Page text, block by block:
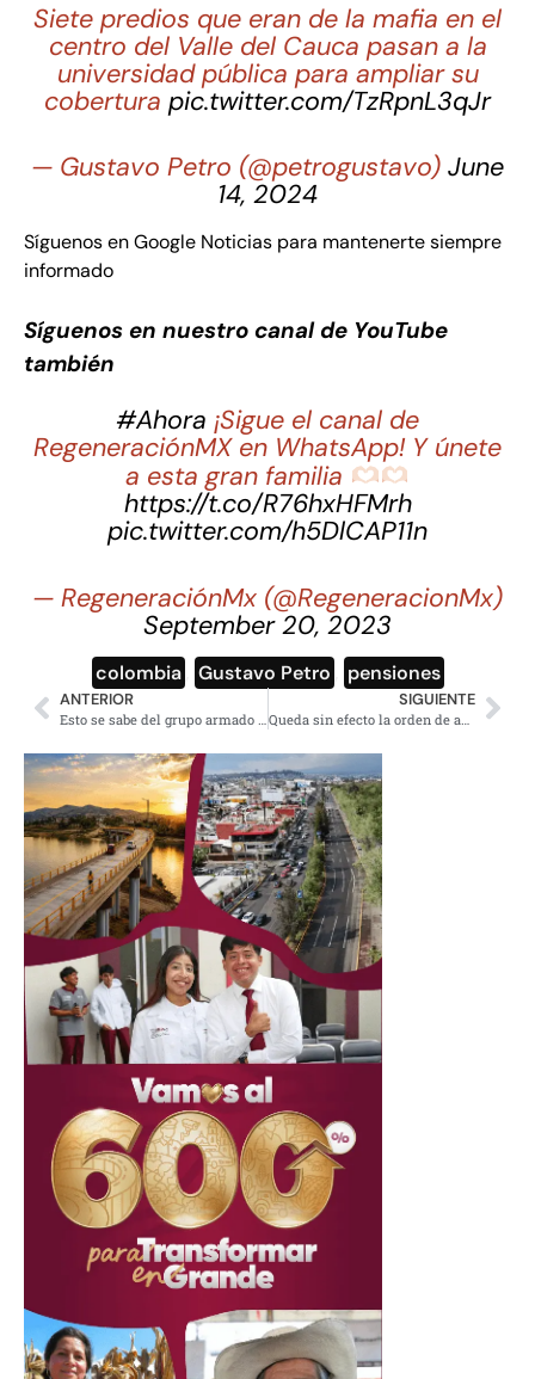
Siete predios que eran de la mafia en el
centro del Valle del Cauca pasan a la
universidad pública para ampliar su
cobertura pic.twitter.com/TzRpnL3qJr
— Gustavo Petro (@petrogustavo) June
14, 2024
Síguenos en Google Noticias para mantenerte siempre
informado
Síguenos en nuestro canal de YouTube
también
#Ahora ¡Sigue el canal de
RegeneraciónMX en WhatsApp! Y únete
a esta gran familia
https://t.co/R76hxHFMrh
pic.twitter.com/h5DlCAP11n
— RegeneraciónMx (@RegeneracionMx)
September 20, 2023
colombia Gustavo Petro pensiones
ANTERIOR SIGUIENTE
Queda sin efecto la orden de aprehensión contra Carlos Ahumada